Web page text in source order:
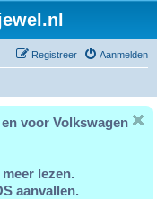
Aanmelden
Registreer
voor Volkswagen
lezen.
aanvallen.